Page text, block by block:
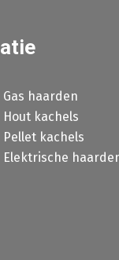
Gas haarden
Hout kachels
Pellet kachels
Elektrische